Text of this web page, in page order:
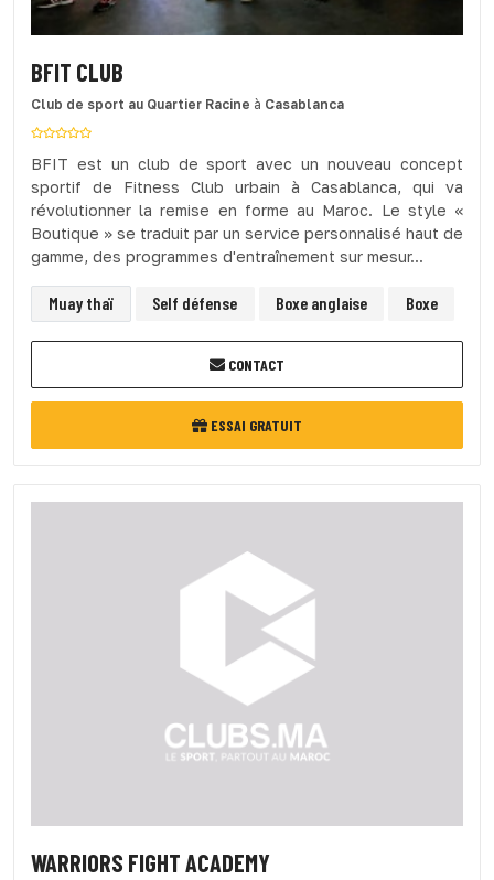
BFIT CLUB
Club de sport au Quartier Racine à Casablanca
BFIT est un club de sport avec un nouveau concept
sportif de Fitness Club urbain à Casablanca, qui va
révolutionner la remise en forme au Maroc. Le style «
Boutique » se traduit par un service personnalisé haut de
gamme, des programmes d'entraînement sur mesur...
Muay thaï Self défense Boxe anglaise Boxe
CONTACT
ESSAI GRATUIT
WARRIORS FIGHT ACADEMY